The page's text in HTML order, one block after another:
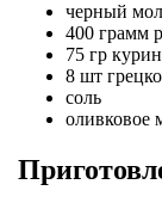
черный
400 грамм
75 гр
8 шт
соль
оливковое